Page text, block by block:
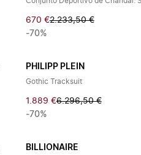
670 €2.233,50 €
-70%
PHILIPP PLEIN
Gothic Tracksuit
1.889 €6.296,50 €
-70%
BILLIONAIRE